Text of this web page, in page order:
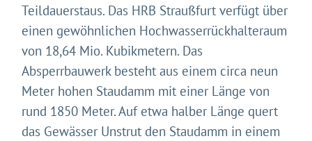
Teildauerstaus. Das HRB Straußfurt verfügt über
einen gewöhnlichen Hochwasserrückhalteraum
von 18,64 Mio. Kubikmetern. Das
Absperrbauwerk besteht aus einem circa neun
Meter hohen Staudamm mit einer Länge von
rund 1850 Meter. Auf etwa halber Länge quert
das Gewässer Unstrut den Staudamm in einem